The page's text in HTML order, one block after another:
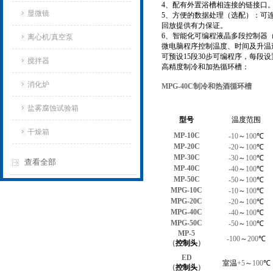
显微镜
离心机/真空泵
搅拌器
消化炉
盐雾腐蚀试验箱
干燥箱
查看全部
4、配有外置浴槽相连接的链接口
5、方便的数据处理（选配）：可
回放提供有力保证。
6、智能化可编程液晶多段控制器
微电脑程序控制温度、时间及升
可预设15段30步可编程序，每段设
高精度制冷和加热循环槽：
MPG-40C制冷和热酒循环槽
型号
温度范围
MP-10C
-10～ 100℃
MP-20C
-20～ 100℃
MP-30C
-30～ 100℃
MP-40C
-40～ 100℃
MP-50C
-50～ 100℃
MPG-10C
-10～ 100℃
MPG-20C
-20～ 100℃
MPG-40C
-40～ 100℃
MPG-50C
-50～ 100℃
MP-5
（控制头） -100～200℃
ED
（控制头） 室温+5～ 100℃